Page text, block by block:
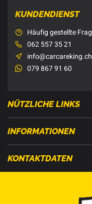
KUNDENDIENST
Häufig gestellte
062 557 35 21
info@carcareking.ch
079 867 91 60
NÜTZLICHE LINKS
INFORMATIONEN
KONTAKTDATEN